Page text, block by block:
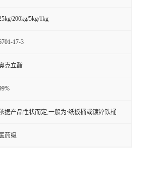
200kg/5kg/1kg
17-3
克立酯
据产品性状而定,一般为:纸板桶或镀锌铁桶
医药级